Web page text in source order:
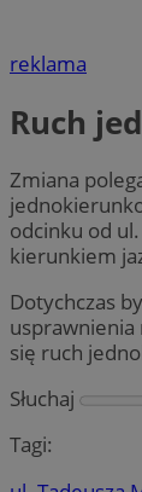
reklama
Ruch
Zmiana
odcinku od
kierunkiem
Dotychczas
usprawnienia
się ruch
Słuchaj
Tagi: